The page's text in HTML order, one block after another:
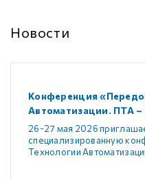
Новости
Конференция
Автоматизации. ПТА
26-27 мая 2026
специализированную
Технологии